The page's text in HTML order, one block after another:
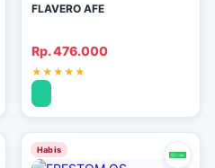
FLAVERO AFE
Rp. 476.000
Habis